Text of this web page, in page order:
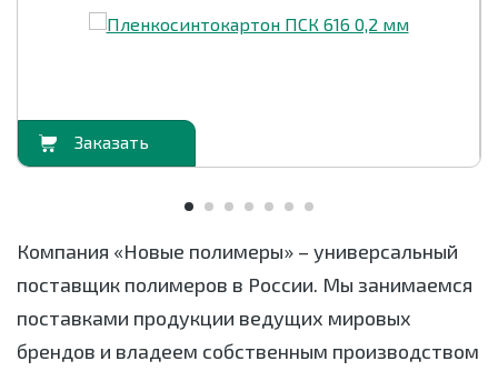
Компания «Новые полимеры» – универсальный
поставщик полимеров в России. Мы занимаемся
поставками продукции ведущих мировых
брендов и владеем собственным производством